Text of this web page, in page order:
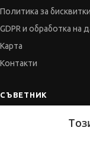
Политика за
GDPR и обработка на
Карта
Контакти
СЪВЕТНИК